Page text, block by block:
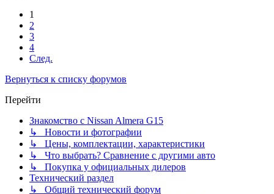
1
2
3
4
След.
Вернуться к списку форумов
Перейти
Знакомство с Nissan Almera G15
↳ Новости и фотографии
↳ Цены, комплектации, характеристики
↳ Что выбрать? Сравнение с другими авто
↳ Покупка у официальных дилеров
Технический раздел
↳ Общий технический форум